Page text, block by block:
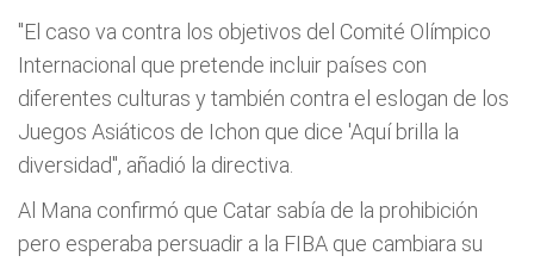
"El caso va contra los objetivos del Comité Olímpico
Internacional que pretende incluir países con
diferentes culturas y también contra el eslogan de los
Juegos Asiáticos de Ichon que dice 'Aquí brilla la
diversidad", añadió la directiva.
Al Mana confirmó que Catar sabía de la prohibición
pero esperaba persuadir a la FIBA que cambiara su